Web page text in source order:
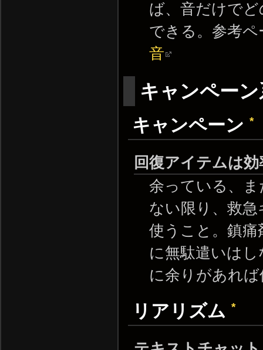
ば、音だけで
できる。参考
音
キャンペー
キャンペーン*
回復アイテムは
余っている、
ない限り、救
使うこと。鎮
に無駄遣いは
に余りがあれ
リアリズム*